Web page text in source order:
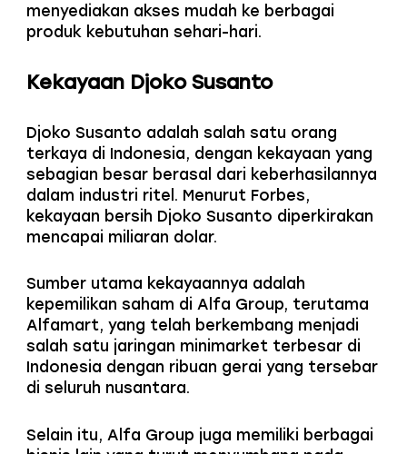
menyediakan akses mudah ke berbagai
produk kebutuhan sehari-hari.
Kekayaan Djoko Susanto
Djoko Susanto adalah salah satu orang
terkaya di Indonesia, dengan kekayaan yang
sebagian besar berasal dari keberhasilannya
dalam industri ritel. Menurut Forbes,
kekayaan bersih Djoko Susanto diperkirakan
mencapai miliaran dolar.
Sumber utama kekayaannya adalah
kepemilikan saham di Alfa Group, terutama
Alfamart, yang telah berkembang menjadi
salah satu jaringan minimarket terbesar di
Indonesia dengan ribuan gerai yang tersebar
di seluruh nusantara.
Selain itu, Alfa Group juga memiliki berbagai